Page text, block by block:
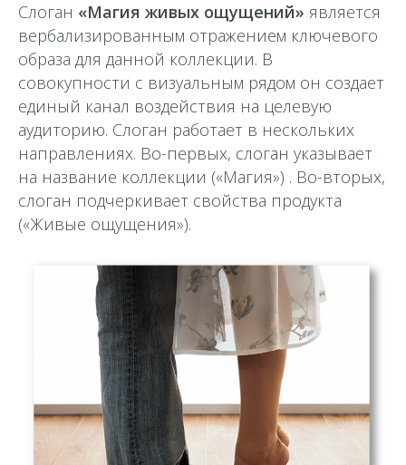
Слоган «Магия живых ощущений» является
вербализированным отражением ключевого
образа для данной коллекции. В
совокупности с визуальным рядом он создает
единый канал воздействия на целевую
аудиторию. Слоган работает в нескольких
направлениях. Во-первых, слоган указывает
на название коллекции («Магия») . Во-вторых,
слоган подчеркивает свойства продукта
(«Живые ощущения»).